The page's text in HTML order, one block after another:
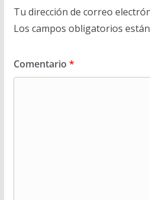
Tu dirección de correo
Los campos obligatorios
Comentario *